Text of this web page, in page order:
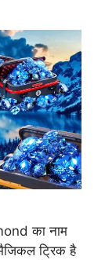
का नाम
ट्रिक है